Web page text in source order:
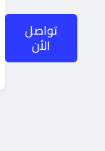
تواصل
الأن